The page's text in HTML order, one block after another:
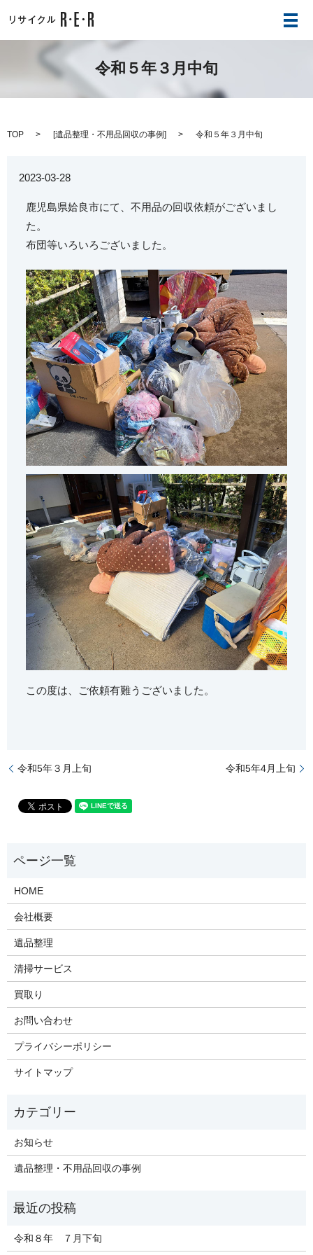
メ
令和５年３月中旬
TOP [遺品整理・不用品回収の事例] 令和５年３月中旬
2023-03-28
鹿児島県姶良市にて、不用品の回収依頼がございまし
た。
布団等いろいろございました。
この度は、ご依頼有難うございました。
令和5年３月上旬 令和5年4月上旬
HOME
会社概要
遺品整理
清掃サービス
買取り
お問い合わせ
プライバシーポリシー
サイトマップ
お知らせ
遺品整理・不用品回収の事例
令和８年 ７月下旬